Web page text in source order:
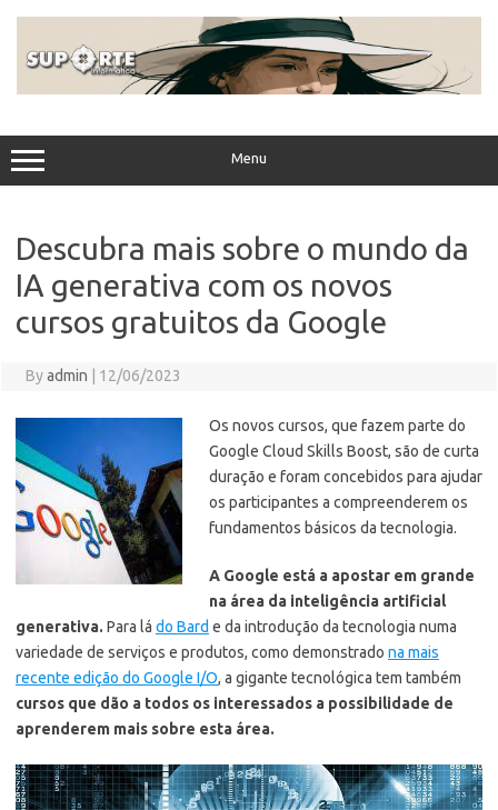
Menu
Descubra mais sobre o mundo da
IA generativa com os novos
cursos gratuitos da Google
Byadmin 12/06/2023
Os novos cursos, que fazem parte do
Google Cloud Skills Boost, são de curta
duração e foram concebidos para ajudar
os participantes a compreenderem os
fundamentos básicos da tecnologia.
A Google está a apostar em grande
na área da inteligência artificial
generativa. Para lá do Bard e da introdução da tecnologia numa
variedade de serviços e produtos, como demonstrado na mais
recente edição do Google I/O, a gigante tecnológica tem também
cursos que dão a todos os interessados a possibilidade de
aprenderem mais sobre esta área.